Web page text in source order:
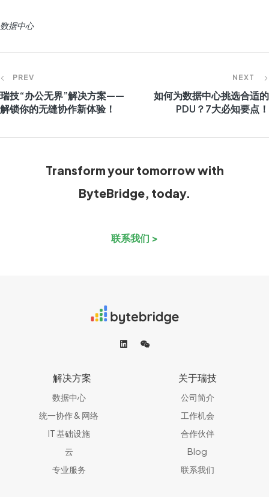
数据中心
PREV
瑞技“办公无界”解决方案——
解锁你的无缝协作新体验！
NEXT
如何为数据中心挑选合适的
PDU？7大必知要点！
Transform your tomorrow with
ByteBridge, today.
联系我们 >
解决方案
数据中心
统一协作 & 网络​
IT 基础设施
云
专业服务
关于瑞技
公司简介
工作机会
合作伙伴
Blog
联系我们